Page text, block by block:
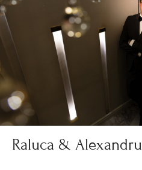
Raluca & Alexandru